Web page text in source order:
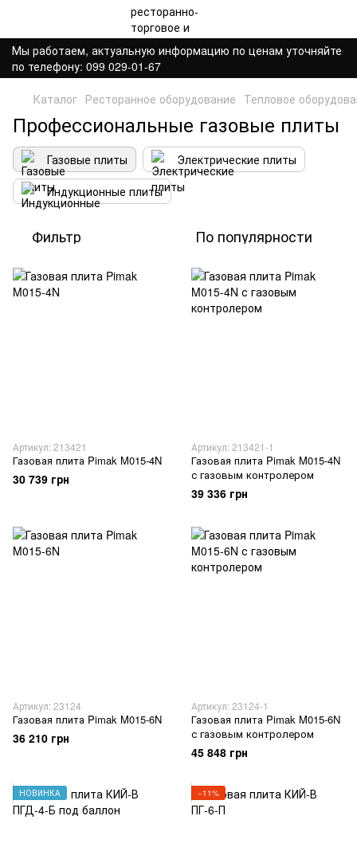
Мы работаем, актуальную информацию по ценам уточняйте
по телефону: 099 029-01-67
Каталог Ресторанное оборудование Тепловое
Профессиональные газовые плиты
Газовые плиты
Электрические плиты
Индукционные плиты
Фильтр По популярности
Артикул: 213421
Газовая плита Pimak M015-4N
30 739 грн
Артикул: 213421-1
Газовая плита Pimak M015-4N
с газовым контролером
39 336 грн
Артикул: 23124
Газовая плита Pimak M015-6N
36 210 грн
Артикул: 23124-1
Газовая плита Pimak M015-6N
с газовым контролером
45 848 грн
НОВИНКА −11%